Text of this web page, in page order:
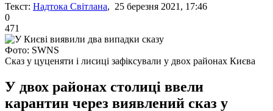
Текст: Надтока Світлана, 25 березня 2021, 17:46
0
471
Фото: SWNS
Сказ у цуценяти і лисиці зафіксували у двох районах Києва
У двох районах столиці ввели
карантин через виявлений сказ у